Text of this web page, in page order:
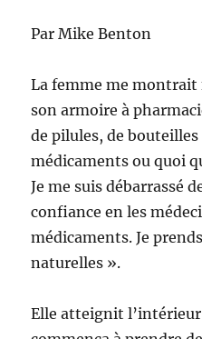
Par Mike Benton
La femme me
son armoire à
de pilules, de bouteilles
médicaments ou quoi
Je me suis débarrassé
confiance en les
médicaments. Je
naturelles ».
Elle atteignit l’intérieur